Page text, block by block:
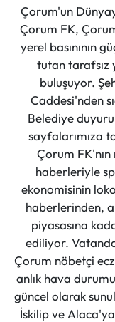
Çorum'un
Çorum FK,
yerel basınının
tutan tarafsız
buluşuyor.
Caddesi'nden
Belediye
sayfalarımıza
Çorum
haberleriyle
ekonomisinin
haberlerinden,
piyasasına
ediliyor.
Çorum nöbetçi
anlık hava
güncel olarak
İskilip ve